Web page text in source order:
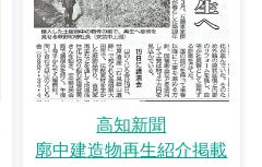
高知新聞
廓中建造物再生紹介掲載